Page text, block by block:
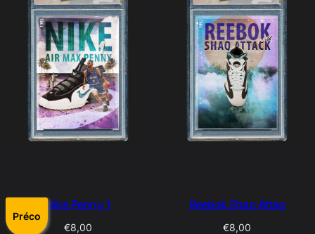
Préco
Nike Penny 1
€8,00
Reebok Shaq Attaq
€8,00